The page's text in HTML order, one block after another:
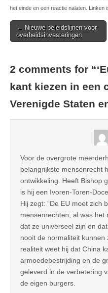
het einde en een reactie nalaten. Linken
Post
navigation
← Nieuwe beleidslijnen voor
overheidsinvesteringen
2 comments for “
kant kiezen in een
Verenigde Staten
Voor de overgrote
belangrijkste mensenrecht
ontwikkeling. Heeft Bishop
is hij een Ivoren-Toren-
Hij zegt: “De EU moet zich
mensenrechten, al was het
dat ze universeel zijn en
nooit de normaliteit kunnen
realiteit weet hij dat China
armoedebestrijding en de
geleverd in de verbetering
de eigen burgers.